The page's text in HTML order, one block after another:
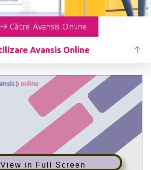
Către Avansis Online
Avansis Online
View in Full Screen